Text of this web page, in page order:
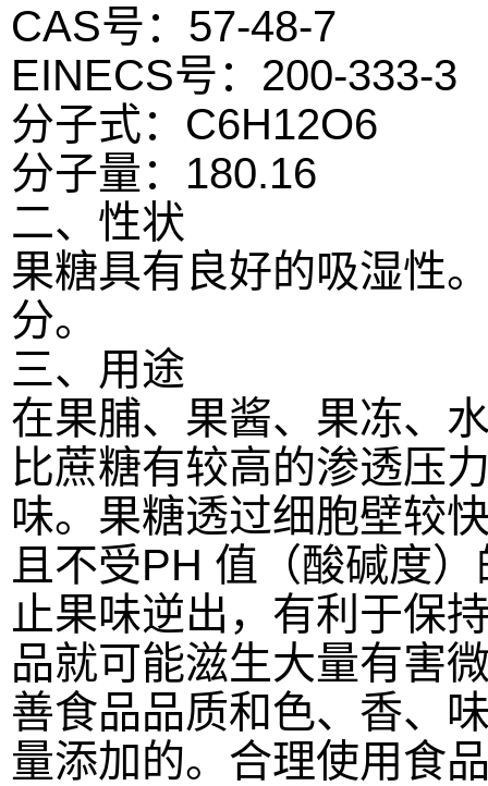
CAS号：57-48-7
EINECS号：200-333-3
分子式：C6H12O6
分子量：180.16
二、性状
果糖具有良好的吸湿性
分。
三、用途
在果脯、果酱、果冻、
比蔗糖有较高的渗透压
味。果糖透过细胞壁较
且不受PH 值（酸碱度
止果味逆出，有利于保
品就可能滋生大量有害
善食品品质和色、香、
量添加的。合理使用食